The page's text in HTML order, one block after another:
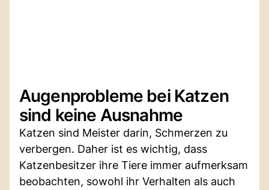
Augenprobleme bei Katzen
sind keine Ausnahme
Katzen sind Meister darin, Schmerzen zu
verbergen. Daher ist es wichtig, dass
Katzenbesitzer ihre Tiere immer aufmerksam
beobachten, sowohl ihr Verhalten als auch